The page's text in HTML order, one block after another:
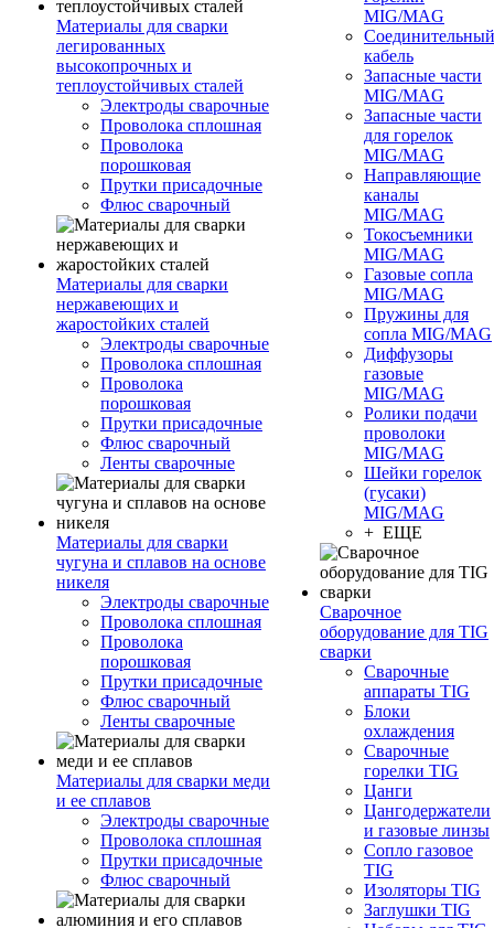
Материалы для сварки
легированных
высокопрочных и
теплоустойчивых сталей
Электроды сварочные
Проволока сплошная
Проволока
порошковая
Прутки присадочные
Флюс сварочный
Материалы для сварки
нержавеющих и
жаростойких сталей
Электроды сварочные
Проволока сплошная
Проволока
порошковая
Прутки присадочные
Флюс сварочный
Ленты сварочные
Материалы для сварки
чугуна и сплавов на основе
никеля
Электроды сварочные
Проволока сплошная
Проволока
порошковая
Прутки присадочные
Флюс сварочный
Ленты сварочные
Материалы для сварки меди
и ее сплавов
Электроды сварочные
Проволока сплошная
Прутки присадочные
Флюс сварочный
MIG/MAG
Соединительный
кабель
Запасные части
MIG/MAG
Запасные части
для горелок
MIG/MAG
Направляющие
каналы
MIG/MAG
Токосъемники
MIG/MAG
Газовые сопла
MIG/MAG
Пружины для
сопла MIG/MAG
Диффузоры
газовые
MIG/MAG
Ролики подачи
проволоки
MIG/MAG
Шейки горелок
(гусаки)
MIG/MAG
+ ЕЩЕ
Сварочное
оборудование для TIG
сварки
Сварочные
аппараты TIG
Блоки
охлаждения
Сварочные
горелки TIG
Цанги
Цангодержатели
и газовые линзы
Сопло газовое
TIG
Изоляторы TIG
Заглушки TIG